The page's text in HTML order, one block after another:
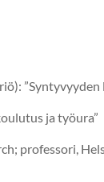
”Syntyvyyden
ja työura”
professori,